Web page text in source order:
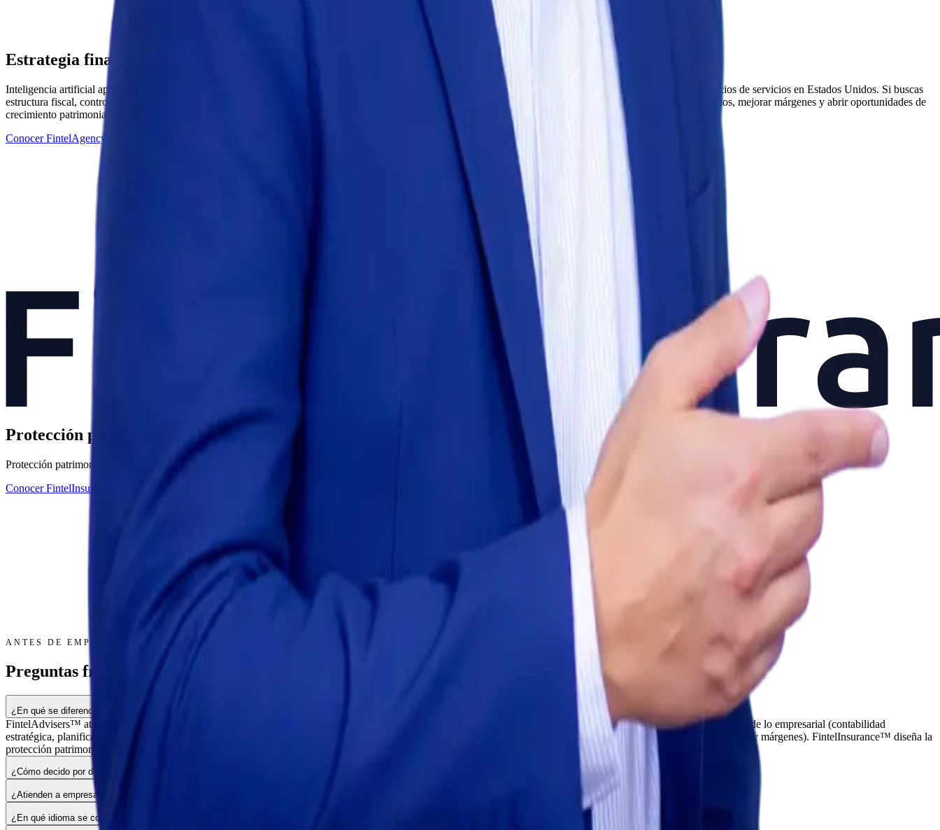
Estrategia financiera y fiscal para empresas.
Inteligencia artificial aplicada a finanzas y operaciones, estrategia financiera empresarial, planificación fiscal y CFO fraccionado para empresarios latinos con negocios de servicios en Estados Unidos. Si buscas
estructura fiscal, control de números con dashboards en tiempo real, automatización del cierre mensual y un equipo que trabaje contigo de cerca para optimizar costos, mejorar márgenes y abrir oportunidades de
crecimiento patrimonial, este es tu camino.
Conocer FintelAgency™
Protección patrimonial y seguros para familias.
Protección patrimonial, seguros de vida, anualidades y planificación sucesoria para empresarios y familias latinas en Estados Unidos. Tu perfil define la solución, no la comisión.
Conocer FintelInsurance™
ANTES DE EMPEZAR
Preguntas frecuentes.
¿En qué se diferencian FintelAdvisers™, FintelAgency™ y FintelInsurance™?
FintelAdvisers™ atiende lo personal y patrimonial del empresario (equipo de consultores patrimoniales liderado por Julio Cañas, con sesiones 1-1). FintelAgency™ atiende lo empresarial (contabilidad
estratégica, planificación fiscal proactiva, CFO fraccionado e inteligencia artificial aplicada a finanzas y operaciones, con dashboards en tiempo real para optimizar costos y márgenes). FintelInsurance™ diseña la
protección patrimonial (seguros de vida, anualidades, planificación sucesoria). Las tres áreas conversan entre sí porque la misma arquitectura las une.
¿Cómo decido por dónde empezar?
¿Atienden a empresarios y familias fuera de Florida?
¿En qué idioma se conducen las sesiones?